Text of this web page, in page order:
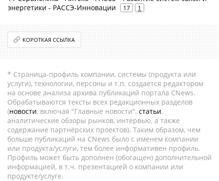
энергетики - РАССЭ-Инновации
17 1
КОРОТКАЯ ССЫЛКА
* Страница-профиль компании, системы (продукта или
услуги), технологии, персоны и т.п. создается редактором
на основе анализа архива публикаций портала CNews.
Обрабатываются тексты всех редакционных разделов
(новости, включая "Главные новости", статьи,
аналитические обзоры рынков, интервью, а также
содержание партнёрских проектов). Таким образом, чем
больше публикаций на CNews было с именем компании
или продукта/услуги, тем более информативен профиль.
Профиль может быть дополнен (обогащен) дополнительной
информацией, в т.ч. презентацией о компании или
продукте/услуге.